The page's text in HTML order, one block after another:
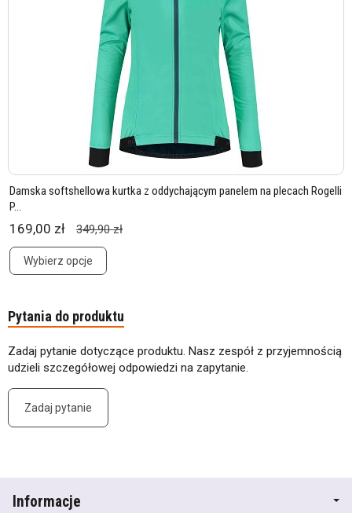
Damska softshellowa kurtka z oddychającym panelem na plecach Rogelli
P...
169,00 zł 349,90 zł
Wybierz opcje
Pytania do produktu
Zadaj pytanie dotyczące produktu. Nasz zespół z przyjemnością
udzieli szczegółowej odpowiedzi na zapytanie.
Zadaj pytanie
Informacje